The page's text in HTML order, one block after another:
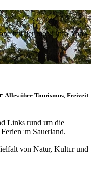
mit der mobil info App -
Alles über Tourismus, Freizeit
Links rund um die
im Sauerland.
von Natur, Kultur und